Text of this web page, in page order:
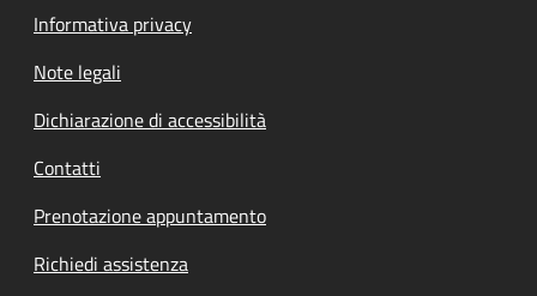
Informativa privacy
Note legali
Dichiarazione di accessibilità
Contatti
Prenotazione appuntamento
Richiedi assistenza